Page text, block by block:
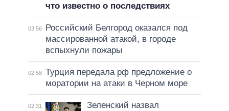
что известно о последствиях
03:56
Российский Белгород оказался под
массированной атакой, в городе
вспыхнули пожары
02:58 Турция передала рф предложение о
моратории на атаки в Черном море
02:31
Зеленский назвал